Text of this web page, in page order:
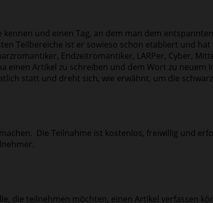
und einen Tag, an dem man dem
Teilbereiche ist er sowieso schon etabliert und
Endzeitromantiker, LARPer, Cyber,
Artikel zu schreiben und dem Wort zu neuem
statt und dreht sich, wie erwähnt, um die
Die Teilnahme ist kostenlos, freiwillig und
die teilnehmen möchten, einen Artikel verfassen